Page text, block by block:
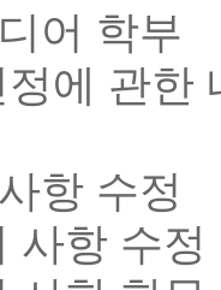
어 학부
에 관한
항 수정
사항 수정